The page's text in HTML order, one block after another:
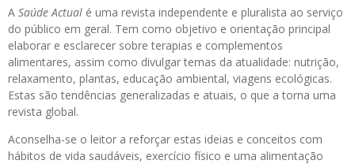
A Saúde Actual é uma revista independente e pluralista ao serviço
do público em geral. Tem como objetivo e orientação principal
elaborar e esclarecer sobre terapias e complementos
alimentares, assim como divulgar temas da atualidade: nutrição,
relaxamento, plantas, educação ambiental, viagens ecológicas.
Estas são tendências generalizadas e atuais, o que a torna uma
revista global.
Aconselha-se o leitor a reforçar estas ideias e conceitos com
hábitos de vida saudáveis, exercício físico e uma alimentação